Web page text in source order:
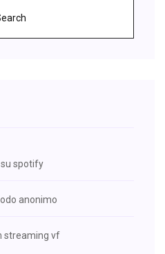
spotify
anonimo
streaming vf